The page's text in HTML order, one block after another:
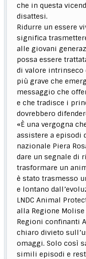
che in questa
disattesi.
Ridurre un essere
significa
alle giovani
possa essere
di valore intrinseco
più grave che
messaggio che
e che tradisce i
dovrebbero
«È una vergogna
assistere a episodi
nazionale Piera
dare un segnale di
trasformare un
è stato trasmesso
e lontano
LNDC Animal
alla Regione
Regioni confinanti
chiaro divieto
omaggi. Solo così
simili episodi e